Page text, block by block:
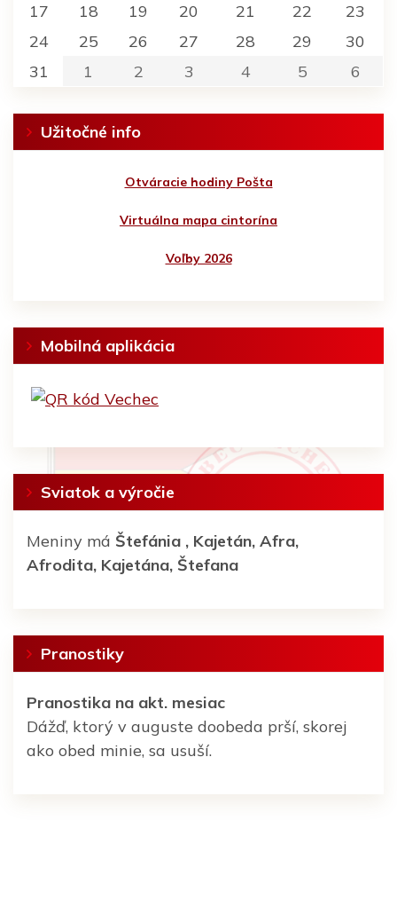
17
18 19 20 21 22
23
24
25 26 27 28 29
30
31
1 2 3 4 5 6
Užitočné info
Otváracie hodiny Pošta
Virtuálna mapa cintorína
Voľby 2026
Mobilná aplikácia
Sviatok a výročie
Meniny má Štefánia , Kajetán, Afra,
Afrodita, Kajetána, Štefana
Pranostiky
Pranostika na akt. mesiac
Dážď, ktorý v auguste doobeda prší, skorej
ako obed minie, sa usuší.